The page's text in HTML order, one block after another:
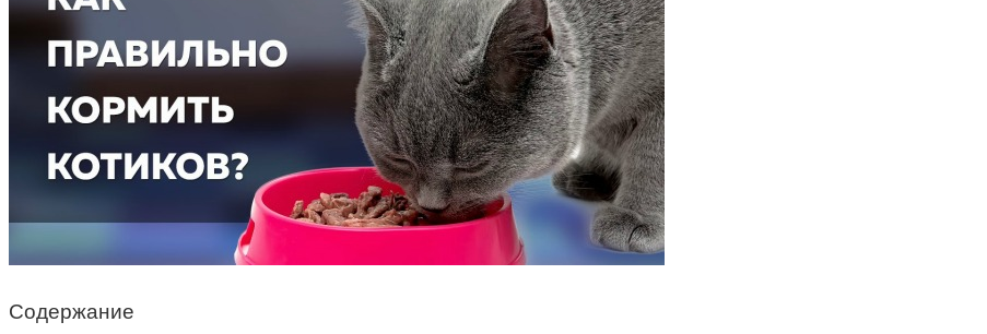
Содержание